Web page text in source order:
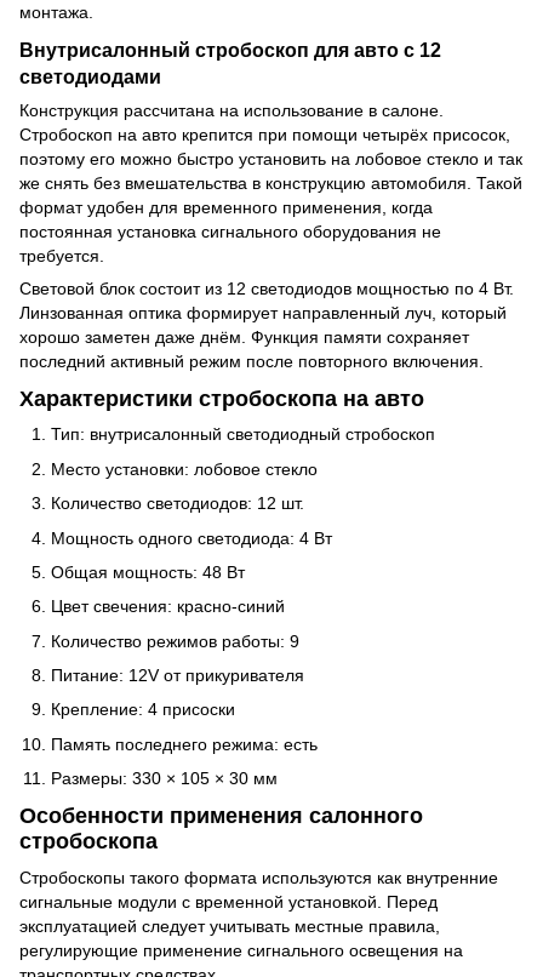
монтажа.
Внутрисалонный стробоскоп для авто с 12
светодиодами
Конструкция рассчитана на использование в салоне.
Стробоскоп на авто крепится при помощи четырёх присосок,
поэтому его можно быстро установить на лобовое стекло и так
же снять без вмешательства в конструкцию автомобиля. Такой
формат удобен для временного применения, когда
постоянная установка сигнального оборудования не
требуется.
Световой блок состоит из 12 светодиодов мощностью по 4 Вт.
Линзованная оптика формирует направленный луч, который
хорошо заметен даже днём. Функция памяти сохраняет
последний активный режим после повторного включения.
Характеристики стробоскопа на авто
Тип: внутрисалонный светодиодный стробоскоп
Место установки: лобовое стекло
Количество светодиодов: 12 шт.
Мощность одного светодиода: 4 Вт
Общая мощность: 48 Вт
Цвет свечения: красно-синий
Количество режимов работы: 9
Питание: 12V от прикуривателя
Крепление: 4 присоски
Память последнего режима: есть
Размеры: 330 × 105 × 30 мм
Особенности применения салонного
стробоскопа
Стробоскопы такого формата используются как внутренние
сигнальные модули с временной установкой. Перед
эксплуатацией следует учитывать местные правила,
регулирующие применение сигнального освещения на